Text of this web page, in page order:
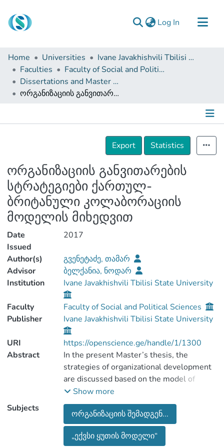
Log In (current)
Communities & Collections
Browse
Documentation
About Us
Home Universities
Ivane Javakhishvili Tbilisi State University
Faculties
Faculty of Social and Political Sciences
Dissertations and Master Theses
ორგანიზაციის განვითარების სტრატეგიები ქართულ-ბრიტანული კოლაბორაციის მოდელის მიხედვით
Details
Export
Statistics
ორგანიზაციის განვითარების
სტრატეგიები ქართულ-
ბრიტანული კოლაბორაციის
მოდელის მიხედვით
Date
Issued
2017
Author(s)
გვენეტაძე, თამარ
Advisor
ბელქანია, ნოდარ
Institution
Ivane Javakhishvili Tbilisi State University
Faculty
Faculty of Social and Political Sciences
Publisher
Ivane Javakhishvili Tbilisi State University
URI
https://openscience.ge/handle/1/1300
Abstract
In the present Master’s thesis, the
strategies of organizational development
are discussed based on the model of
Kutaisi (Georgia)-Newport (Great Britan)
International Association which has 26
years of experience in promoting
international collaboration between the
two cities.
Show more
Subjects
ორგანიზაციის შემადგენ...
„ექვსი ყუთის მოდელი“